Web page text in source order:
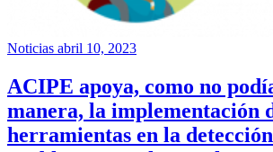
Noticias abril 10, 2023
ACIPE apoya, como no
manera, la implementación
herramientas en la